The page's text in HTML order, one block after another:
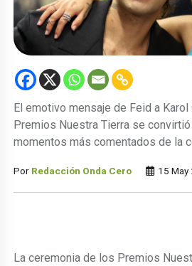
El emotivo mensaje de Feid a Karol
Premios Nuestra Tierra se
momentos más comentados de la
Por Redacción Onda Cero 15 May
La ceremonia de los Premios